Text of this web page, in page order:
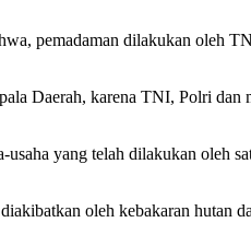
pemadaman dilakukan oleh
Daerah, karena TNI, Polri dan
yang telah dilakukan oleh
oleh kebakaran hutan